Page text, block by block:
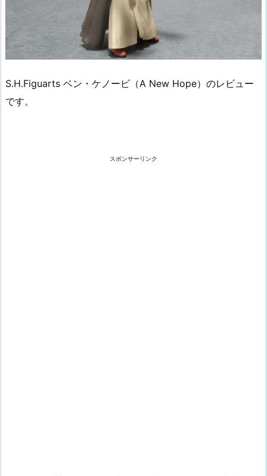
S.H.Figuarts ベン・ケノービ（A New Hope）のレビュー
です。
スポンサーリンク